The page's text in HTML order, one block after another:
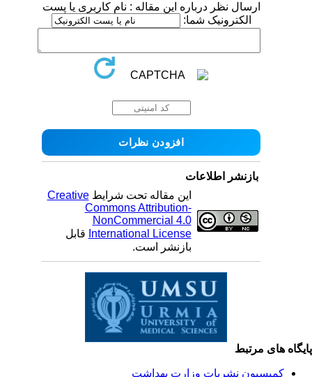
ارسال نظر درباره این مقاله : نام کاربری یا پست
الکترونیک شما:
بازنشر اطلاعات
این مقاله تحت شرایطCreative
Commons Attribution-
NonCommercial 4.0
International Licenseقابل
بازنشر است.
های مرتبط
کمیسیون نشریات وزارت بهداشت